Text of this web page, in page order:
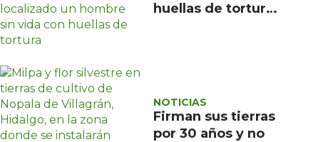
Opinión
huellas de tortura
NOTICIAS
Firman sus tierras
por 30 años y no